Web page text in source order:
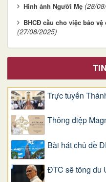
Hình ảnh Người Mẹ (28/
BHCĐ cầu cho việc bảo
(27/08/2025)
Trực tuyến
Thông điệp
Bài hát chủ đề
ĐTC sẽ tông du